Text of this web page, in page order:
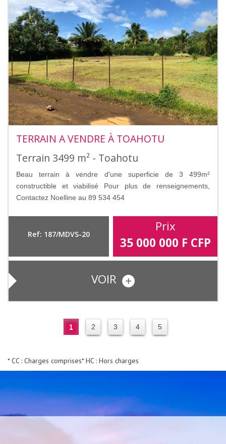
TERRAIN A VENDRE À TOAHOTU
Terrain 3499 m² - Toahotu
Beau terrain à vendre d'une superficie de 3 499m²
constructible et viabilisé Pour plus de renseignements,
Contactez Noelline au 89 534 454
Ref: 187/MDVS-20
Prix
35 000 000 F CFP
VOIR
1 2 3 4 5
* CC : Charges comprises* HC : Hors charges